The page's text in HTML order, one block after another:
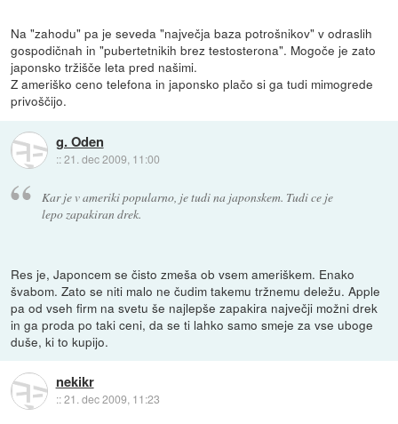
Na "zahodu" pa je seveda "največja baza potrošnikov" v odraslih
gospodičnah in "pubertetnikih brez testosterona". Mogoče je zato
japonsko tržišče leta pred našimi.
Z ameriško ceno telefona in japonsko plačo si ga tudi mimogrede
privoščijo.
g. Oden
::21. dec 2009, 11:00
Kar je v ameriki popularno, je tudi na japonskem. Tudi ce je
lepo zapakiran drek.
Res je, Japoncem se čisto zmeša ob vsem ameriškem. Enako
švabom. Zato se niti malo ne čudim takemu tržnemu deležu. Apple
pa od vseh firm na svetu še najlepše zapakira največji možni drek
in ga proda po taki ceni, da se ti lahko samo smeje za vse uboge
duše, ki to kupijo.
nekikr
::21. dec 2009, 11:23